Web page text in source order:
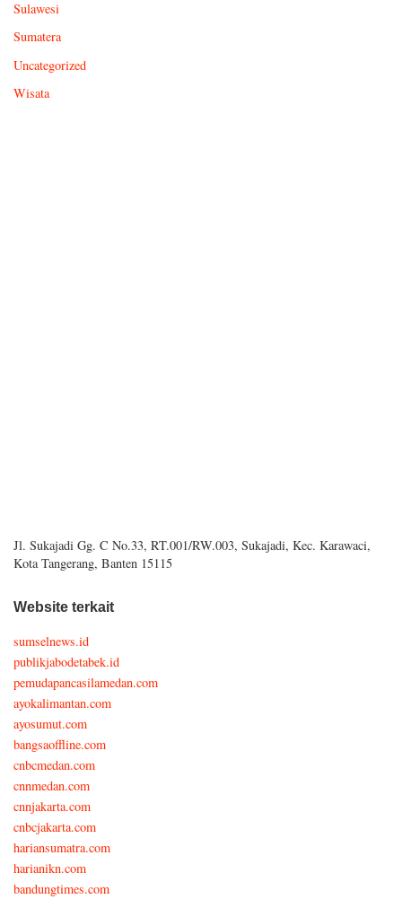
Sulawesi
Sumatera
Uncategorized
Wisata
Jl. Sukajadi Gg. C No.33, RT.001/RW.003, Sukajadi, Kec. Karawaci,
Kota Tangerang, Banten 15115
Website terkait
sumselnews.id
publikjabodetabek.id
pemudapancasilamedan.com
ayokalimantan.com
ayosumut.com
bangsaoffline.com
cnbcmedan.com
cnnmedan.com
cnnjakarta.com
cnbcjakarta.com
hariansumatra.com
harianikn.com
bandungtimes.com